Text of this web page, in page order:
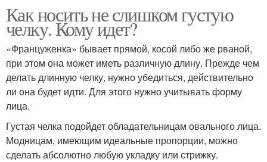
Как носить не слишком густую
челку. Кому идет?
«Француженка» бывает прямой, косой либо же рваной,
при этом она может иметь различную длину. Прежде чем
делать длинную челку, нужно убедиться, действительно
ли она будет идти. Для этого нужно учитывать форму
лица.
Густая челка подойдет обладательницам овального лица.
Модницам, имеющим идеальные пропорции, можно
сделать абсолютно любую укладку или стрижку.